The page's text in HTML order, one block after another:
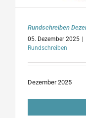
Rundschreiben
05. Dezember 2025
Rundschreiben
Dezember 2025